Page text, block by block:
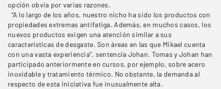
opción obvia por varias razones.
“A lo largo de los años, nuestro nicho ha sido los productos con
propiedades extremas antifatiga. Además, en muchos casos, los
nuevos productos exigen una atención similar a sus
características de desgaste. Son áreas en las que Mikael cuenta
con una vasta experiencia”, sentencia Johan. Tomas y Johan han
participado anteriormente en cursos, por ejemplo, sobre acero
inoxidable y tratamiento térmico. No obstante, la demanda al
respecto de esta iniciativa fue inusualmente alta.